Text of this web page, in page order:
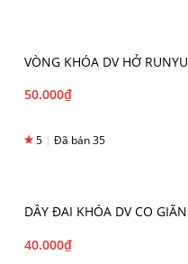
VÒNG KHÓA DV HỞ RUNYU
50.000₫
5 | Đã bán 35
DÂY ĐAI KHÓA DV CO GIÃN
40.000₫